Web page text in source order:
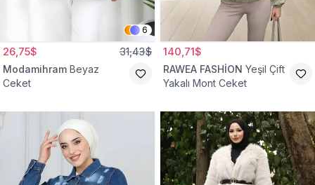
6
26,75$ 31,43$
Modamihram Beyaz
Ceket
140,71$
RAWEA FASHİON Yeşil Çift
Yakalı Mont Ceket